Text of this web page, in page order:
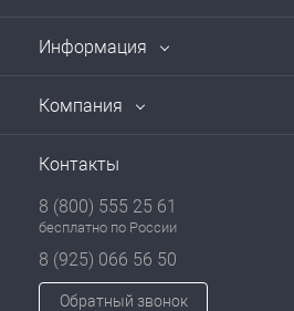
Информация
Компания
Контакты
8 (800) 555 25 61
бесплатно по России
8 (925) 066 56 50
Обратный звонок